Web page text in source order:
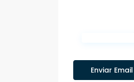
Enviar Email